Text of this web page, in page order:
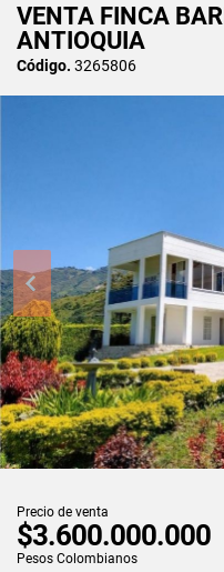
VENTA FINCA
ANTIOQUIA
Código. 3265806
Precio de venta
$3.600.000.000
Pesos Colombianos